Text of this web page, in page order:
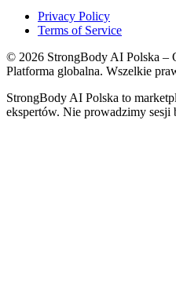
Privacy Policy
Terms of Service
© 2026 StrongBody AI Polska –
Platforma globalna. Wszelkie
StrongBody AI Polska to
ekspertów. Nie prowadzimy sesji